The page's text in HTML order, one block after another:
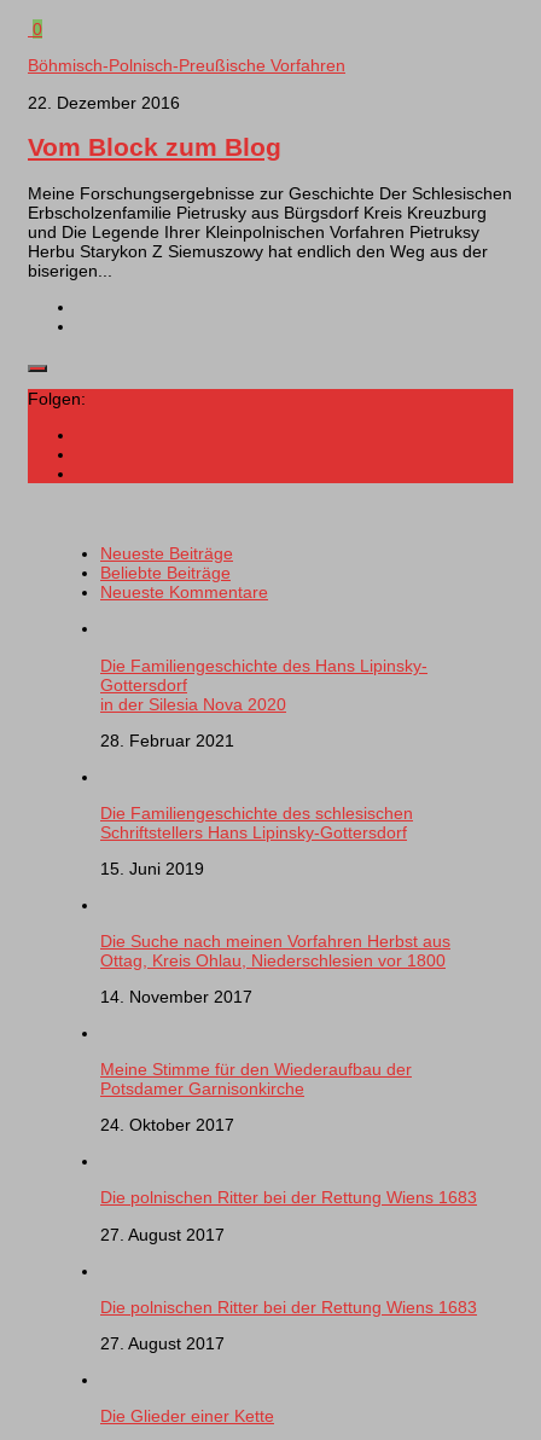
0
Böhmisch-Polnisch-Preußische Vorfahren
22. Dezember 2016
Vom Block zum Blog
Meine Forschungsergebnisse zur Geschichte Der Schlesischen
Erbscholzenfamilie Pietrusky aus Bürgsdorf Kreis Kreuzburg
und Die Legende Ihrer Kleinpolnischen Vorfahren Pietruksy
Herbu Starykon Z Siemuszowy hat endlich den Weg aus der
biserigen...
Folgen:
Neueste Beiträge
Beliebte Beiträge
Neueste Kommentare
Die Familiengeschichte des Hans Lipinsky-
Gottersdorf
in der Silesia Nova 2020
28. Februar 2021
Die Familiengeschichte des schlesischen
Schriftstellers Hans Lipinsky-Gottersdorf
15. Juni 2019
Die Suche nach meinen Vorfahren Herbst aus
Ottag, Kreis Ohlau, Niederschlesien vor 1800
14. November 2017
Meine Stimme für den Wiederaufbau der
Potsdamer Garnisonkirche
24. Oktober 2017
Die polnischen Ritter bei der Rettung Wiens 1683
27. August 2017
Die polnischen Ritter bei der Rettung Wiens 1683
27. August 2017
Die Glieder einer Kette